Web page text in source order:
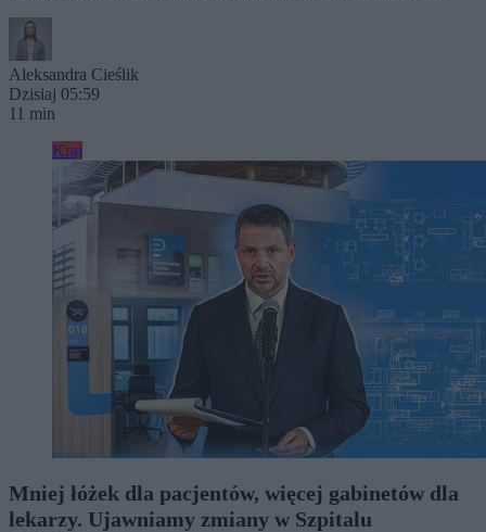
Aleksandra Cieślik
Dzisiaj 05:59
11 min
Kraj
Mniej łóżek dla pacjentów, więcej gabinetów dla
lekarzy. Ujawniamy zmiany w Szpitalu